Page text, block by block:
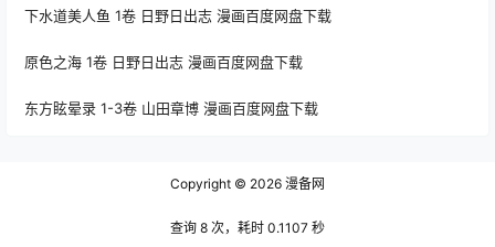
下水道美人鱼 1卷 日野日出志 漫画百度网盘下载
原色之海 1卷 日野日出志 漫画百度网盘下载
东方眩晕录 1-3卷 山田章博 漫画百度网盘下载
Copyright © 2026 漫备网
查询 8 次，耗时 0.1107 秒